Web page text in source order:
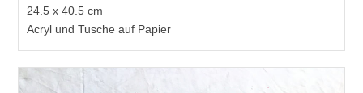
24.5 x 40.5 cm
Acryl und Tusche auf Papier